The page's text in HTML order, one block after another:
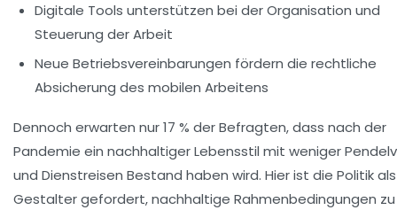
Digitale Tools unterstützen bei der Organisation und
Steuerung der Arbeit
Neue Betriebsvereinbarungen fördern die rechtliche
Absicherung des mobilen Arbeitens
Dennoch erwarten nur 17 % der Befragten, dass nach der
Pandemie ein nachhaltiger Lebensstil mit weniger
und Dienstreisen Bestand haben wird. Hier ist die Politik als
Gestalter gefordert, nachhaltige Rahmenbedingungen zu